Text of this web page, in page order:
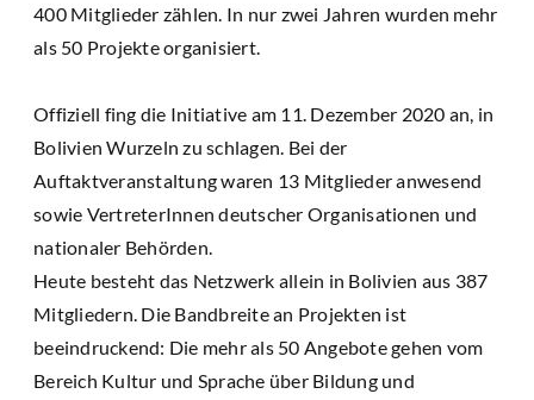
400 Mitglieder zählen. In nur zwei Jahren wurden mehr
als 50 Projekte organisiert.
Offiziell fing die Initiative am 11. Dezember 2020 an, in
Bolivien Wurzeln zu schlagen. Bei der
Auftaktveranstaltung waren 13 Mitglieder anwesend
sowie VertreterInnen deutscher Organisationen und
nationaler Behörden.
Heute besteht das Netzwerk allein in Bolivien aus 387
Mitgliedern. Die Bandbreite an Projekten ist
beeindruckend: Die mehr als 50 Angebote gehen vom
Bereich Kultur und Sprache über Bildung und